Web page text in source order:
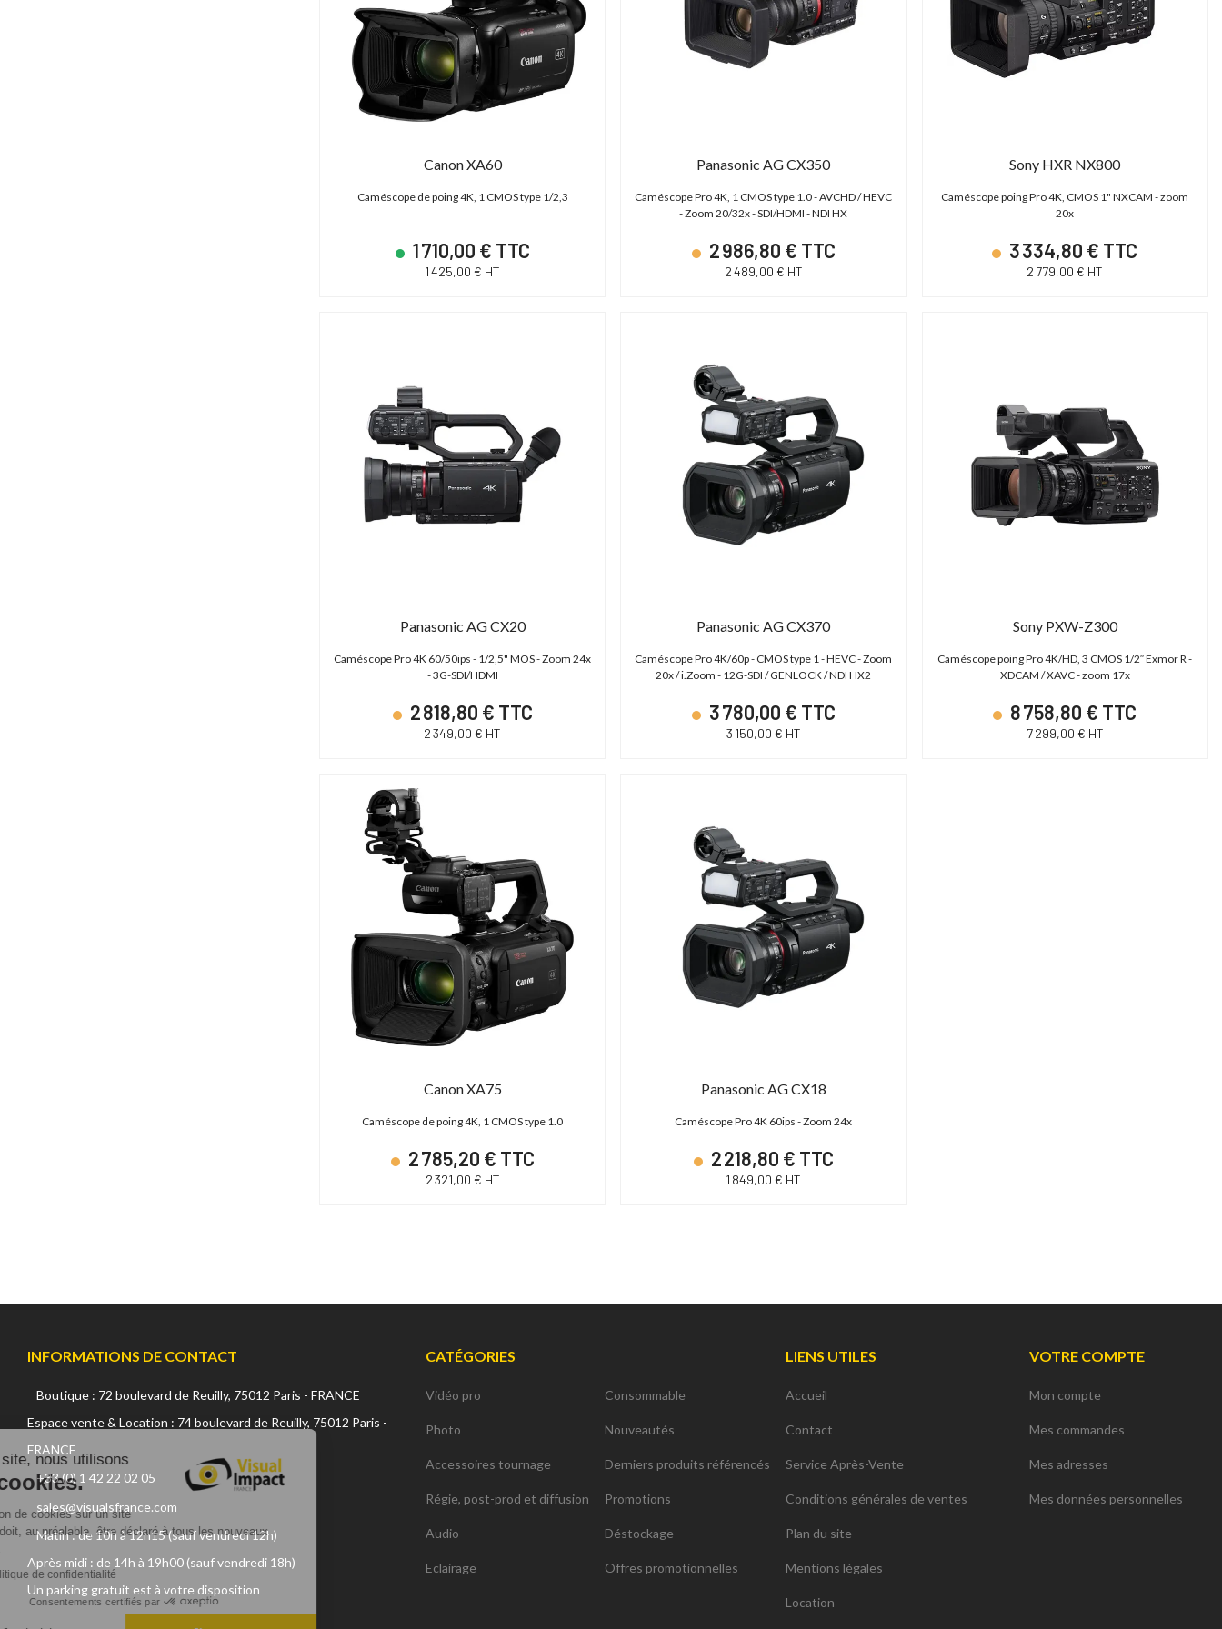
Canon XA60
Caméscope de poing 4K, 1 CMOS type 1/2,3
1 710,00 € TTC
1 425,00 € HT
Panasonic AG CX350
Caméscope Pro 4K, 1 CMOS type 1.0 - AVCHD / HEVC
- Zoom 20/32x - SDI/HDMI - NDI HX
2 986,80 € TTC
2 489,00 € HT
Sony HXR NX800
Caméscope poing Pro 4K, CMOS 1" NXCAM - zoom
20x
3 334,80 € TTC
2 779,00 € HT
Panasonic AG CX20
Caméscope Pro 4K 60/50ips - 1/2,5" MOS - Zoom 24x
- 3G-SDI/HDMI
2 818,80 € TTC
2 349,00 € HT
Panasonic AG CX370
Caméscope Pro 4K/60p - CMOS type 1 - HEVC - Zoom
20x / i.Zoom - 12G-SDI / GENLOCK / NDI HX2
3 780,00 € TTC
3 150,00 € HT
Sony PXW-Z300
Caméscope poing Pro 4K/HD, 3 CMOS 1/2″ Exmor R -
XDCAM / XAVC - zoom 17x
8 758,80 € TTC
7 299,00 € HT
Canon XA75
Caméscope de poing 4K, 1 CMOS type 1.0
2 785,20 € TTC
2 321,00 € HT
Panasonic AG CX18
Caméscope Pro 4K 60ips - Zoom 24x
2 218,80 € TTC
1 849,00 € HT
INFORMATIONS DE CONTACT
Boutique : 72 boulevard de Reuilly, 75012 Paris - FRANCE
Espace vente & Location : 74 boulevard de Reuilly, 75012 Paris -
FRANCE
+33 (0) 1 42 22 02 05
sales@visualsfrance.com
Matin : de 10h à 12h15 (sauf vendredi 12h)
Après midi : de 14h à 19h00 (sauf vendredi 18h)
Un parking gratuit est à votre disposition
CATÉGORIES
Vidéo pro
Photo
Accessoires tournage
Régie, post-prod et diffusion
Audio
Eclairage
Consommable
Nouveautés
Derniers produits référencés
Promotions
Déstockage
Offres promotionnelles
LIENS UTILES
Accueil
Contact
Service Après-Vente
Conditions générales de ventes
Plan du site
Mentions légales
Location
VOTRE COMPTE
Mon compte
Mes commandes
Mes adresses
Mes données personnelles
Sur ce site, nous utilisons
des cookies.
L'utilisation de cookies sur un site
internet, doit, au préalable, être déclaré à tous les nouveaux
Lire la politique de confidentialité
Consentements certifiés par